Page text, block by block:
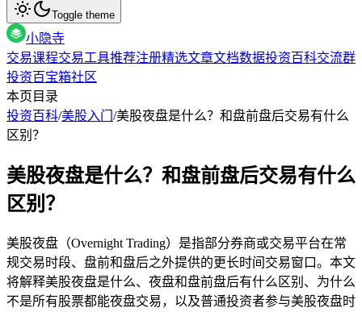
Toggle theme
小隐寺
交易课程交易工具推荐注册精选文章文档数据投资百科交流群
投资百宝箱社区
本页目录
投资百科/美股入门 /美股夜盘是什么？和盘前盘后交易有什么
区别？
美股夜盘是什么？和盘前盘后交易有什么
区别？
美股夜盘（Overnight Trading）是指部分券商或交易平台在常
规交易时段、盘前和盘后之外提供的更长时间交易窗口。本文
将解释美股夜盘是什么、夜盘和盘前盘后有什么区别、为什么
不是所有股票都能夜盘交易，以及普通投资者参与美股夜盘时